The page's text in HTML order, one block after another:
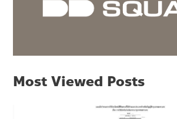
Most Viewed Posts